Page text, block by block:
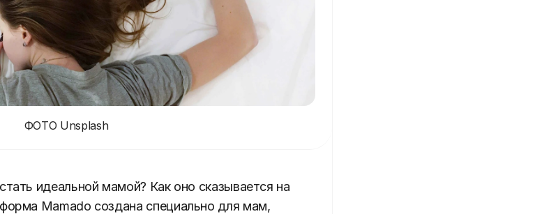
ФОТО Unsplash
идеальной мамой? Как оно сказывается на
Mamado создана специально для мам,